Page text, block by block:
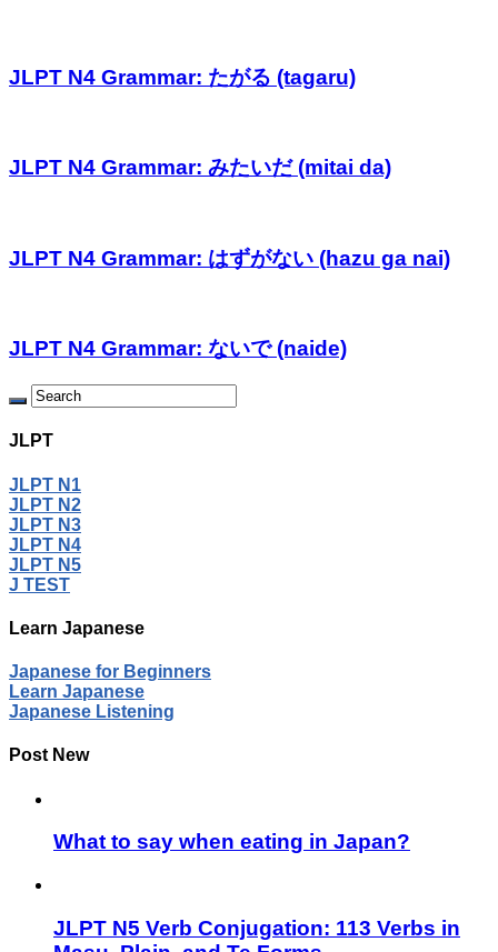
JLPT N4 Grammar: たがる (tagaru)
JLPT N4 Grammar: みたいだ (mitai da)
JLPT N4 Grammar: はずがない (hazu ga nai)
JLPT N4 Grammar: ないで (naide)
JLPT
JLPT N1
JLPT N2
JLPT N3
JLPT N4
JLPT N5
J TEST
Learn Japanese
Japanese for Beginners
Learn Japanese
Japanese Listening
Post New
What to say when eating in Japan?
JLPT N5 Verb Conjugation: 113 Verbs in